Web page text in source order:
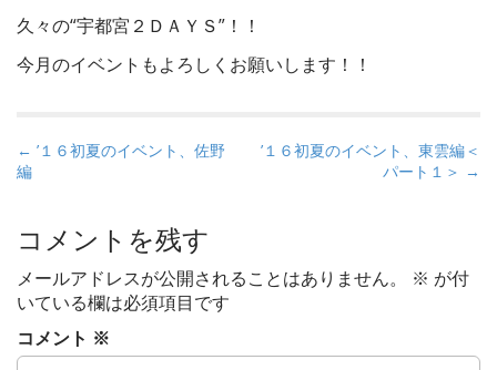
久々の“宇都宮２ＤＡＹＳ”！！
今月のイベントもよろしくお願いします！！
P
o
t
n
a
i
← ’１６初夏のイベント、佐野
編
’１６初夏のイベント、東雲編＜
パート１＞ →
コメントを残す
メールアドレスが公開されることはありません。 ※ が付
いている欄は必須項目です
コメント ※